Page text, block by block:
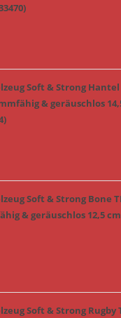
Soft & Strong Hantel
& geräuschlos
Soft & Strong Bone
& geräuschlos 12,5 cm
Soft & Strong Rugby